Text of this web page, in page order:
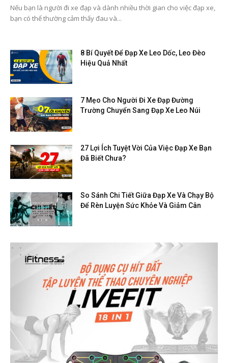
Nếu bạn là người đi xe đạp và dành nhiều thời gian cho việc đạp xe,
bạn có thể thường cảm thấy đau và...
8 Bí Quyết Để Đạp Xe Leo Dốc, Leo Đèo
Hiệu Quả Nhất
7 Mẹo Cho Người Đi Xe Đạp Đường
Trường Chuyển Sang Đạp Xe Leo Núi
27 Lợi Ích Tuyệt Vời Của Việc Đạp Xe Bạn
Đã Biết Chưa?
So Sánh Chi Tiết Giữa Đạp Xe Và Chạy Bộ
Để Rèn Luyện Sức Khỏe Và Giảm Cân